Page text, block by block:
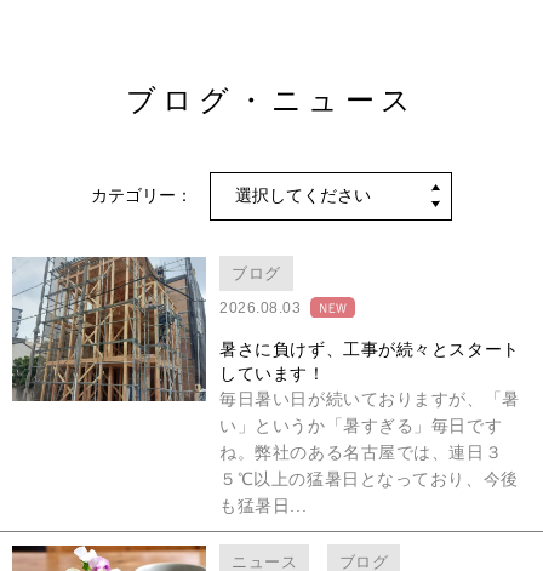
ブログ・ニュース
カテゴリー：
ブログ
2026.08.03
暑さに負けず、工事が続々とスタート
しています！
毎日暑い日が続いておりますが、「暑
い」というか「暑すぎる」毎日です
ね。弊社のある名古屋では、連日３
５℃以上の猛暑日となっており、今後
も猛暑日...
ニュース ブログ